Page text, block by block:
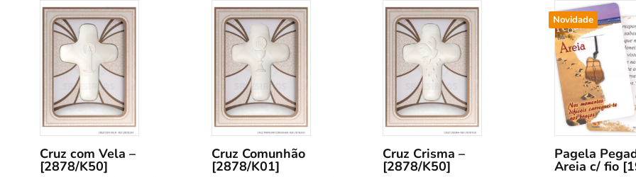
Cruz com Vela –
[2878/K50]
Cruz Comunhão
[2878/K01]
Cruz Crisma –
[2878/K50]
Novidade
Pagela
Areia c/ fio